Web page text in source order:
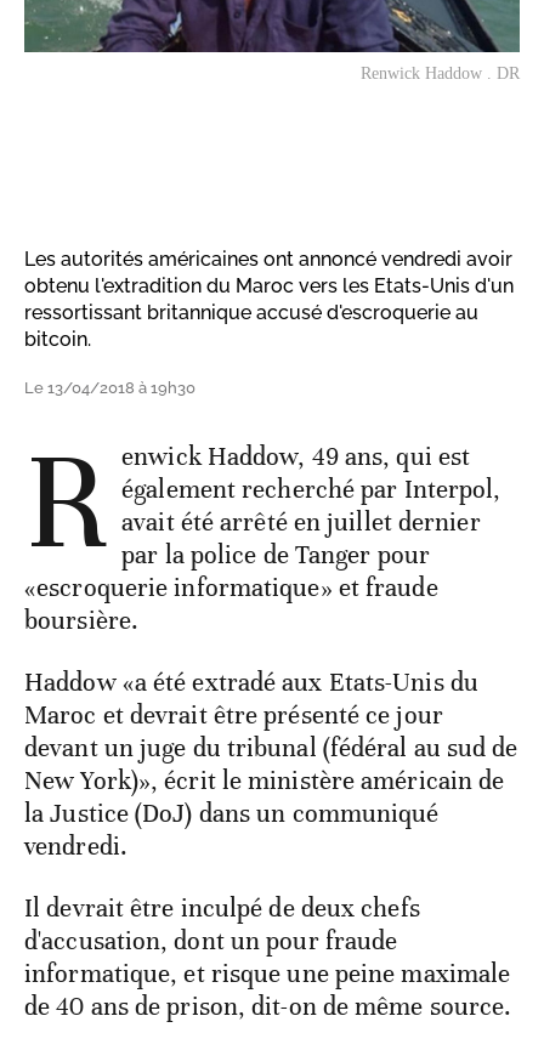
Renwick Haddow . DR
Les autorités américaines ont annoncé vendredi avoir
obtenu l'extradition du Maroc vers les Etats-Unis d'un
ressortissant britannique accusé d'escroquerie au
bitcoin.
Le 13/04/2018 à 19h30
R enwick Haddow, 49 ans, qui est
également recherché par Interpol,
avait été arrêté en juillet dernier
par la police de Tanger pour
«escroquerie informatique» et fraude
boursière.
Haddow «a été extradé aux Etats-Unis du
Maroc et devrait être présenté ce jour
devant un juge du tribunal (fédéral au sud de
New York)», écrit le ministère américain de
la Justice (DoJ) dans un communiqué
vendredi.
Il devrait être inculpé de deux chefs
d'accusation, dont un pour fraude
informatique, et risque une peine maximale
de 40 ans de prison, dit-on de même source.